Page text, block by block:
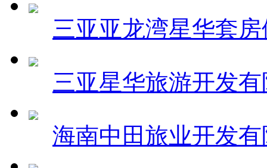
三亚亚龙湾星华套
三亚星华旅游开发
海南中田旅业开发